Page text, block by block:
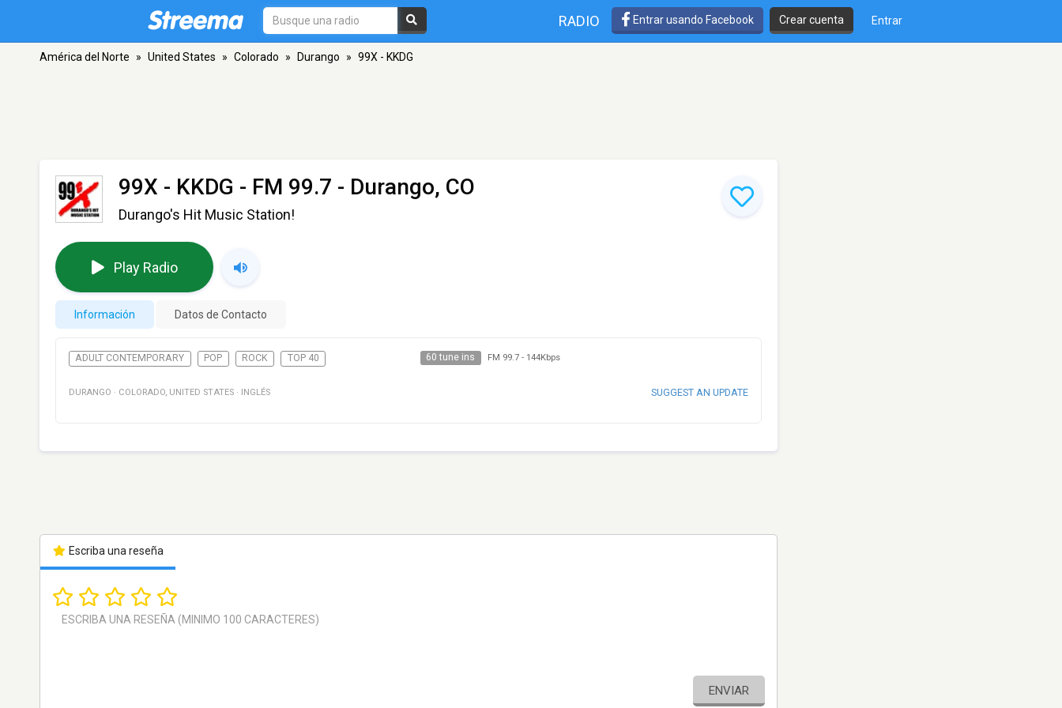
RADIO Entrar usando Facebook Crear cuenta Entrar
América del Norte » United States » Colorado » Durango » 99X - KKDG
99X - KKDG - FM 99.7 - Durango, CO
Durango's Hit Music Station!
Play Radio
Información Datos de Contacto
ADULT CONTEMPORARY POP ROCK TOP 40 60 tune ins FM 99.7- 144Kbps
DURANGO · COLORADO, UNITED STATES · INGLÉS SUGGEST AN UPDATE
Escriba una reseña
ENVIAR